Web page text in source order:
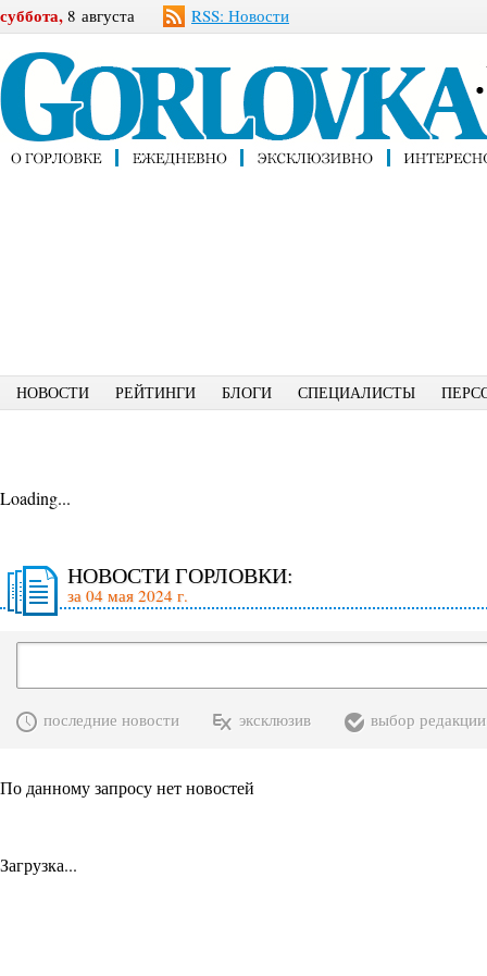
суббота, 8 августа RSS: Новости
НОВОСТИ РЕЙТИНГИ БЛОГИ СПЕЦИАЛИСТЫ
Loading...
НОВОСТИ ГОРЛОВКИ:
за 04 мая 2024 г.
последние новости эксклюзив выбор редакции
По данному запросу нет новостей
Загрузка...